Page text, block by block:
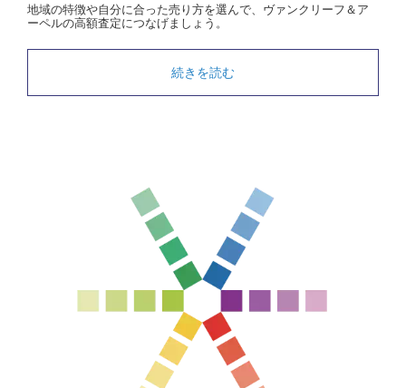
地域の特徴や自分に合った売り方を選んで、ヴァンクリーフ＆ア
ーペルの高額査定につなげましょう。
続きを読む